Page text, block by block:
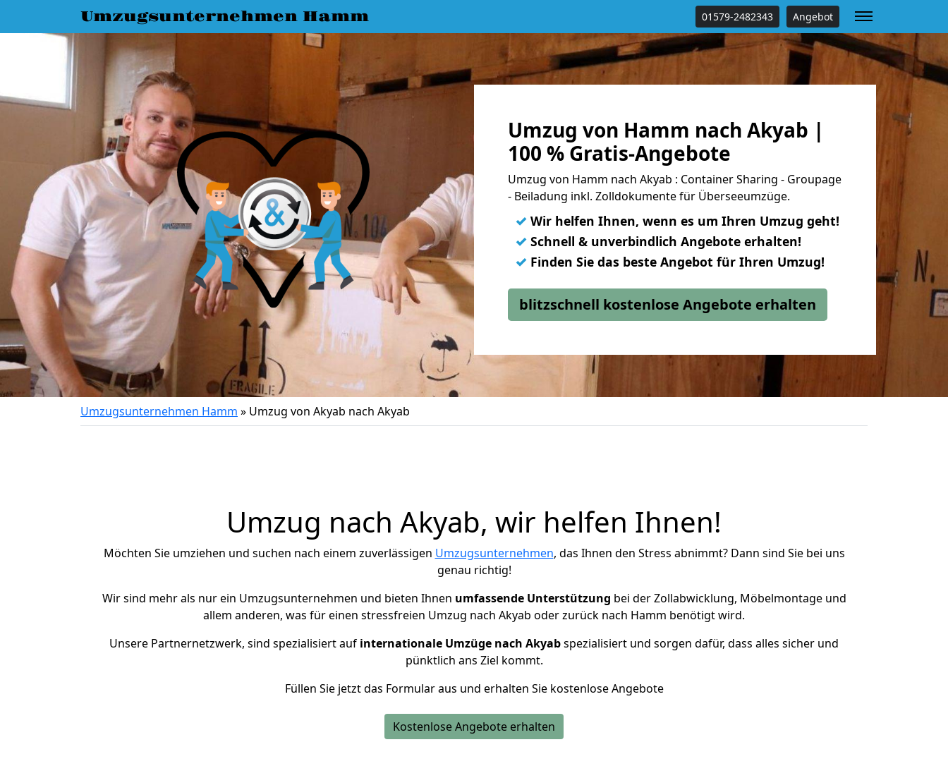
Umzugsunternehmen Hamm 01579-2482343 Angebot
Umzug von Hamm nach Akyab |
100 % Gratis-Angebote
Umzug von Hamm nach Akyab : Container Sharing - Groupage
- Beiladung inkl. Zolldokumente für Überseeumzüge.
✓ Wir helfen Ihnen, wenn es um Ihren Umzug geht!
✓ Schnell & unverbindlich Angebote erhalten!
✓ Finden Sie das beste Angebot für Ihren Umzug!
blitzschnell kostenlose Angebote erhalten
Umzugsunternehmen Hamm » Umzug von Akyab nach Akyab
Umzug nach Akyab, wir helfen Ihnen!
Möchten Sie umziehen und suchen nach einem zuverlässigen Umzugsunternehmen, das Ihnen den Stress abnimmt? Dann sind Sie bei uns
genau richtig!
Wir sind mehr als nur ein Umzugsunternehmen und bieten Ihnen umfassende Unterstützung bei der Zollabwicklung, Möbelmontage und
allem anderen, was für einen stressfreien Umzug nach Akyab oder zurück nach Hamm benötigt wird.
Unsere Partnernetzwerk, sind spezialisiert auf internationale Umzüge nach Akyabspezialisiert und sorgen dafür, dass alles sicher und
pünktlich ans Ziel kommt.
Füllen Sie jetzt das Formular aus und erhalten Sie kostenlose Angebote
Kostenlose Angebote erhalten